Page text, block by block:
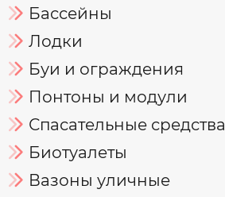
Бассейны
Лодки
Буи и ограждения
Понтоны и модули
Спасательные средства
Биотуалеты
Вазоны уличные